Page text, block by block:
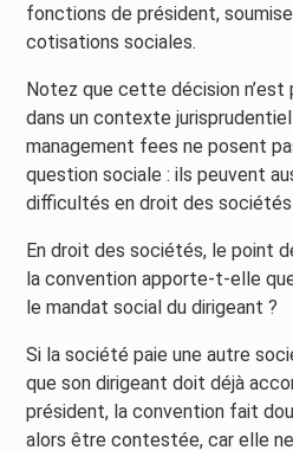
fonctions de président,
cotisations sociales.
Notez que cette décision n’est
dans un contexte
management fees ne posent
question sociale : ils peuvent
difficultés en droit des
En droit des sociétés, le point
la convention apporte-t-elle
le mandat social du dirigeant ?
Si la société paie une autre
que son dirigeant doit déjà
président, la convention fait
alors être contestée, car elle